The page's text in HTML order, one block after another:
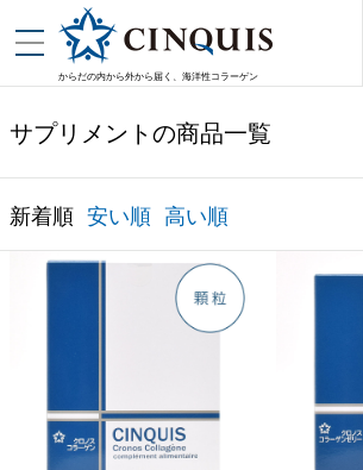
からだの内から外から届く、海洋性コラーゲン
サプリメントの商品一覧
新着順 安い順 高い順